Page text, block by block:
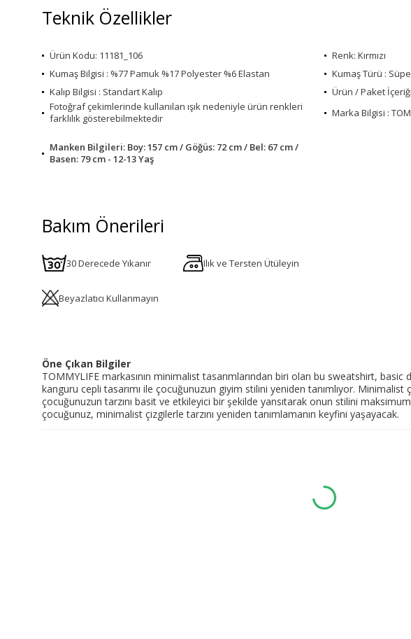
Teknik Özellikler
Ürün Kodu: 11181_106
Renk: Kırmızı
Kumaş Bilgisi : %77 Pamuk %17 Polyester %6 Elastan
Kumaş Türü :
Kalıp Bilgisi : Standart Kalıp
Ürün / Paket
Fotoğraf çekimlerinde kullanılan ışık nedeniyle ürün renkleri
farklılık gösterebilmektedir
Marka Bilgisi :
Manken Bilgileri: Boy: 157 cm / Göğüs: 72 cm / Bel: 67 cm /
Basen: 79 cm - 12-13 Yaş
Bakım Önerileri
30 Derecede Yıkanır Ilık ve Tersten Ütüleyin
Beyazlatıcı Kullanmayın
Öne Çıkan Bilgiler
TOMMYLIFE markasının minimalist tasarımlarından biri olan bu sweatshirt, basic
kanguru cepli tasarımı ile çocuğunuzun giyim stilini yeniden tanımlıyor.
çocuğunuzun tarzını basit ve etkileyici bir şekilde yansıtarak onun stilini
çocuğunuz, minimalist çizgilerle tarzını yeniden tanımlamanın keyfini yaşayacak.